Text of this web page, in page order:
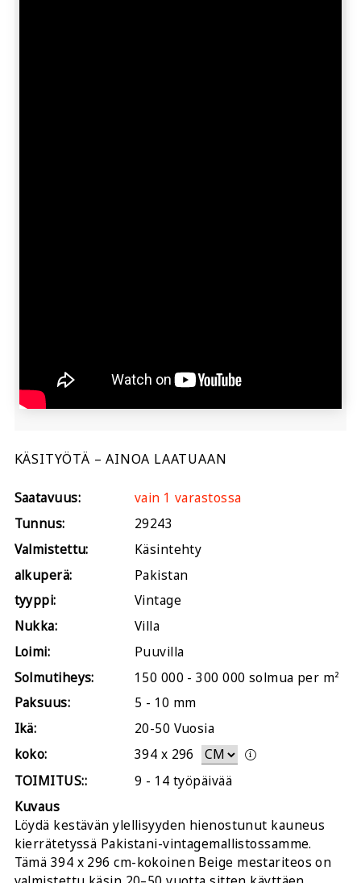
KÄSITYÖTÄ – AINOA LAATUAAN
Saatavuus:
vain 1 varastossa
Tunnus:
29243
Valmistettu:
Käsintehty
alkuperä:
Pakistan
tyyppi:
Vintage
Nukka:
Villa
Loimi:
Puuvilla
Solmutiheys:
150 000 - 300 000 solmua per m²
Paksuus:
5 - 10 mm
Ikä:
20-50 Vuosia
koko:
394 x 296
TOIMITUS::
9 - 14 työpäivää
Kuvaus
Löydä kestävän ylellisyyden hienostunut kauneus
kierrätetyssä Pakistani-vintagemallistossamme.
Tämä 394 x 296 cm-kokoinen Beige mestariteos on